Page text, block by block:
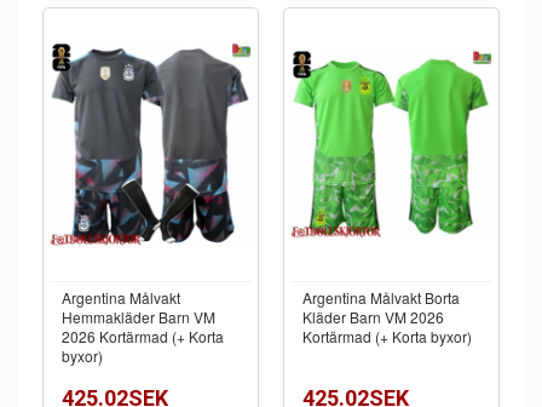
Argentina Målvakt
Hemmakläder Barn VM
2026 Kortärmad (+ Korta
byxor)
425.02SEK
Argentina Målvakt Borta
Kläder Barn VM 2026
Kortärmad (+ Korta byxor)
425.02SEK